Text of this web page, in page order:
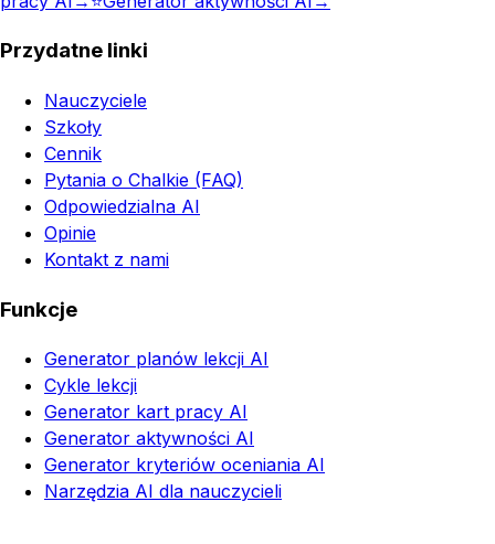
Przydatne linki
Nauczyciele
Szkoły
Cennik
Pytania o Chalkie (FAQ)
Odpowiedzialna AI
Opinie
Kontakt z nami
Funkcje
Generator planów lekcji AI
Cykle lekcji
Generator kart pracy AI
Generator aktywności AI
Generator kryteriów oceniania AI
Narzędzia AI dla nauczycieli